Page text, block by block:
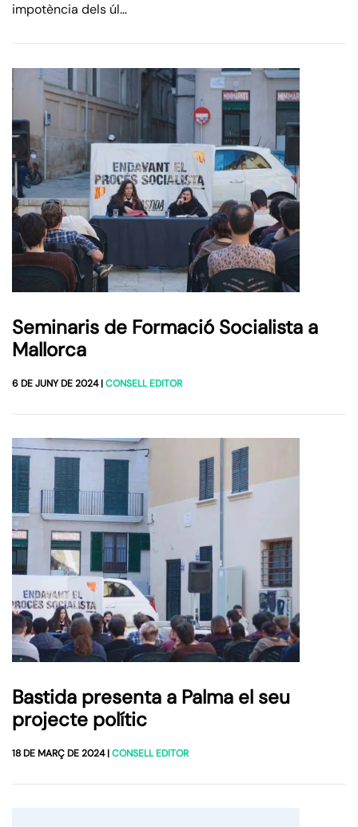
impotència dels úl…
Seminaris de Formació Socialista a
Mallorca
6 DE JUNY DE 2024|CONSELL EDITOR
Bastida presenta a Palma el seu
projecte polític
18 DE MARÇ DE 2024|CONSELL EDITOR